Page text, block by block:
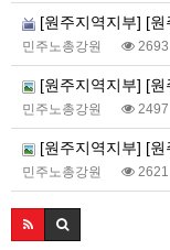
[원주지역지부] [원주
민주노총강원 2693
[원주지역지부] [원주
민주노총강원 2497
[원주지역지부] [원주
민주노총강원 2621